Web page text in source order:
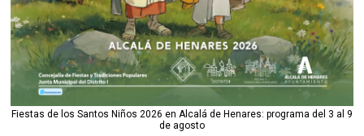
Fiestas de los Santos Niños 2026 en Alcalá de Henares: programa del 3 al 9
de agosto